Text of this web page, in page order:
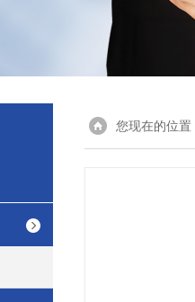
您现在的位置